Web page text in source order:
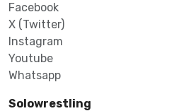
Facebook
X (Twitter)
Instagram
Youtube
Whatsapp
Solowrestling